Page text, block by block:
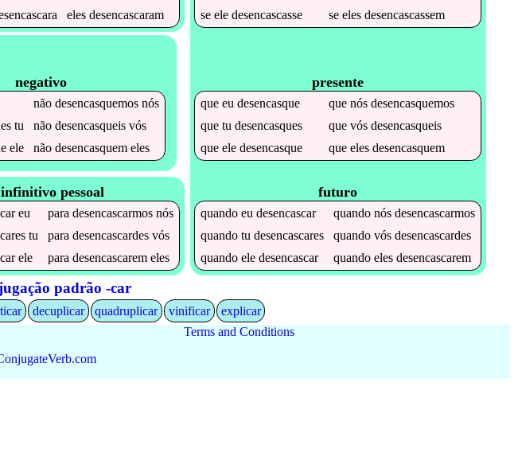
elesdesencascaram
negativo
não desencasquemosnós
tu não desencasqueisvós
ele não desencasquemeles
infinitivo pessoal
eu paradesencascarmos nós
tu paradesencascardes vós
ele paradesencascarem eles
seeledesencascasse seelesdesencascassem
presente
queeudesencasque quenósdesencasquemos
quetudesencasques quevósdesencasqueis
queeledesencasque queelesdesencasquem
futuro
quandoeudesencascar quandonósdesencascarmos
quandotudesencascares quandovósdesencascardes
quandoeledesencascar quandoelesdesencascarem
padrão -car
decuplicar quadruplicar vinificar
explicar
Terms and Conditions
Verb.com